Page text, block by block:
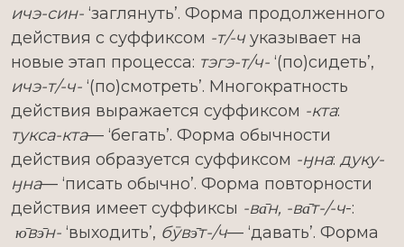
ичэ-син- ‘заглянуть’. Форма продолженного
действия с суффиксом -т/-ч указывает на
новые этап процесса: тэгэ-т/ч- ‘(по)сидеть’,
ичэ-т/-ч- ‘(по)смотреть’. Многократность
действия выражается суффиксом -кта:
тукса-кта— ‘бегать’. Форма обычности
действия образуется суффиксом -ӈна: дуку-
ӈна— ‘писать обычно’. Форма повторности
действия имеет суффиксы -ва̄н, -ва̄т-/-ч-:
ю̄вэ̄н- ‘выходить’, бӯвэ̄т-/ч— ‘давать’. Форма